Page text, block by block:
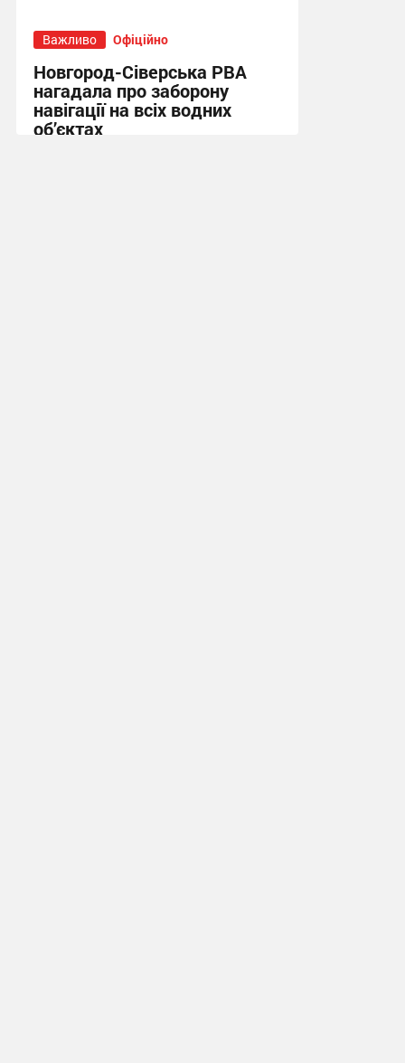
Важливо Офіційно
Новгород-Сіверська РВА
нагадала про заборону
навігації на всіх водних
об’єктах